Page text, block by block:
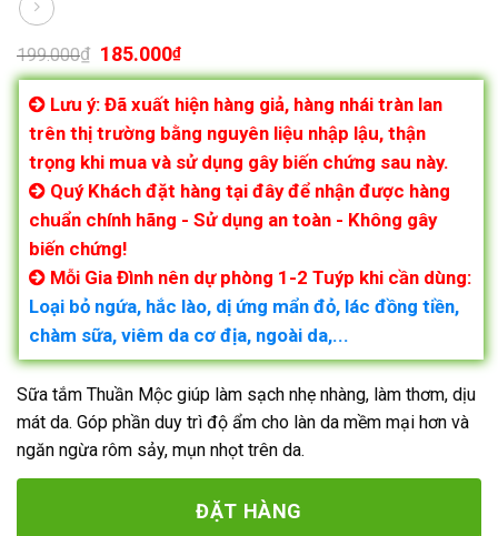
199.000₫ 185.000₫
Lưu ý: Đã xuất hiện hàng giả, hàng nhái tràn lan
trên thị trường bằng nguyên liệu nhập lậu, thận
trọng khi mua và sử dụng gây biến chứng sau này.
Quý Khách đặt hàng tại đây để nhận được hàng
chuẩn chính hãng - Sử dụng an toàn - Không gây
biến chứng!
Mỗi Gia Đình nên dự phòng 1-2 Tuýp khi cần dùng:
Loại bỏ ngứa, hắc lào, dị ứng mẩn đỏ, lác đồng tiền,
chàm sữa, viêm da cơ địa, ngoài da,...
Sữa tắm Thuần Mộc giúp làm sạch nhẹ nhàng, làm thơm, dịu
mát da. Góp phần duy trì độ ẩm cho làn da mềm mại hơn và
ngăn ngừa rôm sảy, mụn nhọt trên da.
ĐẶT HÀNG